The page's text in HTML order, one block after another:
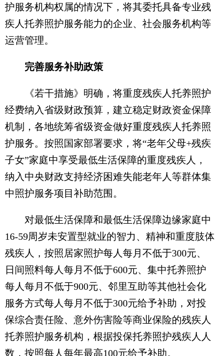
护服务机构权属的情况下，将其委托具备专业残
疾人托养照护服务能力的企业、社会服务机构等
运营管理。
完善服务补助政策
《若干措施》明确，将重度残疾人托养照护
经费纳入省级财政预算，建立稳定财政资金保障
机制，各地统筹省级资金做好重度残疾人托养照
护服务。按照国家部署要求，将“老年父母+残疾
子女”家庭中享受最低生活保障的重度残疾人，
纳入中央财政支持经济困难失能老年人等群体集
中照护服务项目补助范围。
对最低生活保障和最低生活保障边缘家庭中
16-59周岁未安置型就业的智力、精神和重度肢体
残疾人，按照居家照护每人每月不低于300元、
日间照料每人每月不低于600元、集中托养照护
每人每月不低于900元、邻里互助等其他社会化
服务方式每人每月不低于300元给予补助，对投
保综合责任险、意外伤害险等商业保险的残疾人
托养照护服务机构，根据投保托养照护残疾人人
数，按照每人每年最高100元给予补助。